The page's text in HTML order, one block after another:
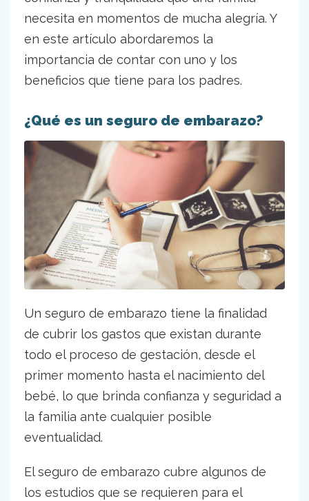
necesita en momentos de mucha alegría. Y
en este artículo abordaremos la
importancia de contar con uno y los
beneficios que tiene para los padres.
¿Qué es un seguro de embarazo?
Un seguro de embarazo tiene la finalidad
de cubrir los gastos que existan durante
todo el proceso de gestación, desde el
primer momento hasta el nacimiento del
bebé, lo que brinda confianza y seguridad a
la familia ante cualquier posible
eventualidad.
El seguro de embarazo cubre algunos de
los estudios que se requieren para el